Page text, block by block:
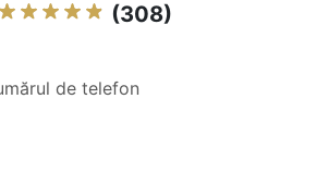
(308)
de telefon